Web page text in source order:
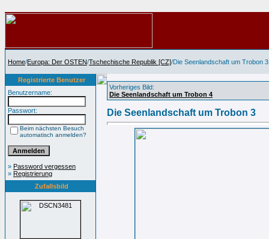
Home/Europa: Der OSTEN/Tschechische Republik [CZ]/Die Seenlandschaft um Trobon 3
Registrierte Benutzer
Benutzername:
Passwort:
Beim nächsten Besuch
automatisch anmelden?
» Password vergessen
» Registrierung
Zufallsbild
Vorheriges Bild:
Die Seenlandschaft um Trobon 4
Die Seenlandschaft um Trobon 3